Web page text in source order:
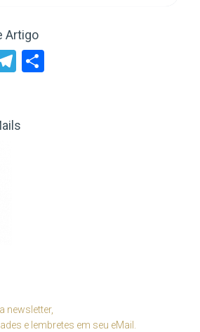
Artigo
Telegram
newsletter,
e lembretes em seu eMail.